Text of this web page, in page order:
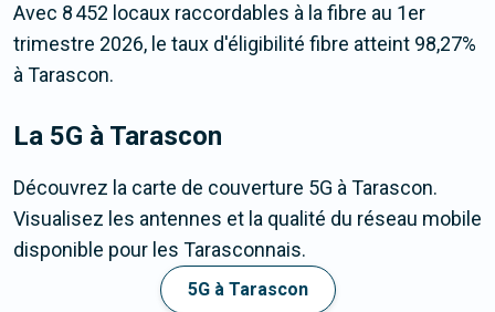
Avec 8 452 locaux raccordables à la fibre au 1er
trimestre 2026, le taux d'éligibilité fibre atteint 98,27%
à Tarascon.
La 5G à Tarascon
Découvrez la carte de couverture 5G à Tarascon.
Visualisez les antennes et la qualité du réseau mobile
disponible pour les Tarasconnais.
5G à Tarascon